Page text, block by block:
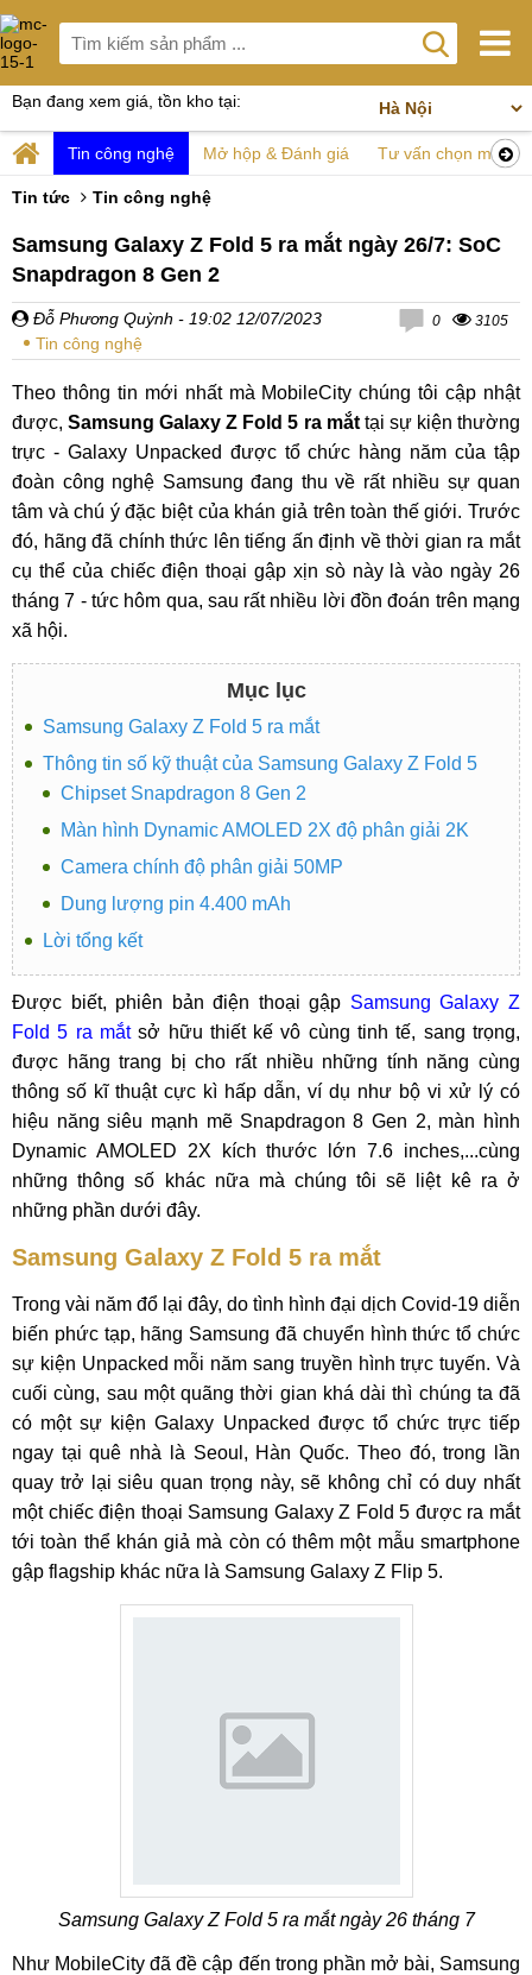
Bạn đang xem giá, tồn kho tại:
Tin công nghệ Mở hộp & Đánh giá Tư vấn chọn mua
Tin tức Tin công nghệ
Samsung Galaxy Z Fold 5 ra mắt ngày 26/7: SoC
Snapdragon 8 Gen 2
Đỗ Phương Quỳnh - 19:02 12/07/2023
Tin công nghệ
0 3105
Theo thông tin mới nhất mà MobileCity chúng tôi cập nhật
được, Samsung Galaxy Z Fold 5 ra mắttại sự kiện thường
trực - Galaxy Unpacked được tổ chức hàng năm của tập
đoàn công nghệ Samsung đang thu về rất nhiều sự quan
tâm và chú ý đặc biệt của khán giả trên toàn thế giới. Trước
đó, hãng đã chính thức lên tiếng ấn định về thời gian ra mắt
cụ thể của chiếc điện thoại gập xịn sò này là vào ngày 26
tháng 7 - tức hôm qua, sau rất nhiều lời đồn đoán trên mạng
xã hội.
Mục lục
Samsung Galaxy Z Fold 5 ra mắt
Thông tin số kỹ thuật của Samsung Galaxy Z Fold 5
Chipset Snapdragon 8 Gen 2
Màn hình Dynamic AMOLED 2X độ phân giải 2K
Camera chính độ phân giải 50MP
Dung lượng pin 4.400 mAh
Lời tổng kết
Được biết, phiên bản điện thoại gập Samsung Galaxy Z
Fold 5 ra mắtsở hữu thiết kế vô cùng tinh tế, sang trọng,
được hãng trang bị cho rất nhiều những tính năng cùng
thông số kĩ thuật cực kì hấp dẫn, ví dụ như bộ vi xử lý có
hiệu năng siêu mạnh mẽ Snapdragon 8 Gen 2, màn hình
Dynamic AMOLED 2X kích thước lớn 7.6 inches,...cùng
những thông số khác nữa mà chúng tôi sẽ liệt kê ra ở
những phần dưới đây.
Samsung Galaxy Z Fold 5 ra mắt
Trong vài năm đổ lại đây, do tình hình đại dịch Covid-19 diễn
biến phức tạp, hãng Samsung đã chuyển hình thức tổ chức
sự kiện Unpacked mỗi năm sang truyền hình trực tuyến. Và
cuối cùng, sau một quãng thời gian khá dài thì chúng ta đã
có một sự kiện Galaxy Unpacked được tổ chức trực tiếp
ngay tại quê nhà là Seoul, Hàn Quốc. Theo đó, trong lần
quay trở lại siêu quan trọng này, sẽ không chỉ có duy nhất
một chiếc điện thoại Samsung Galaxy Z Fold 5 được ra mắt
tới toàn thể khán giả mà còn có thêm một mẫu smartphone
gập flagship khác nữa là Samsung Galaxy Z Flip 5.
Samsung Galaxy Z Fold 5 ra mắt ngày 26 tháng 7
Như MobileCity đã đề cập đến trong phần mở bài, Samsung